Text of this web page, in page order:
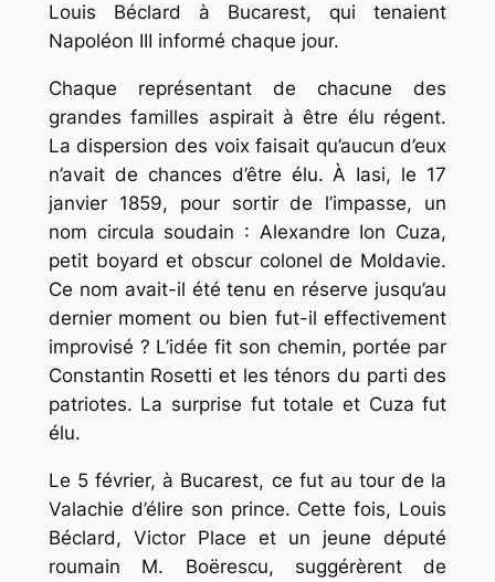
Louis Béclard à Bucarest, qui tenaient
Napoléon III informé chaque jour.
Chaque représentant de chacune des
grandes familles aspirait à être élu régent.
La dispersion des voix faisait qu’aucun d’eux
n’avait de chances d’être élu. À Iasi, le 17
janvier 1859, pour sortir de l’impasse, un
nom circula soudain : Alexandre Ion Cuza,
petit boyard et obscur colonel de Moldavie.
Ce nom avait-il été tenu en réserve jusqu’au
dernier moment ou bien fut-il effectivement
improvisé ? L’idée fit son chemin, portée par
Constantin Rosetti et les ténors du parti des
patriotes. La surprise fut totale et Cuza fut
élu.
Le 5 février, à Bucarest, ce fut au tour de la
Valachie d’élire son prince. Cette fois, Louis
Béclard, Victor Place et un jeune député
roumain M. Boërescu, suggérèrent de